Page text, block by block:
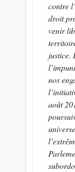
contre
droit
venir
justice.
nos
août